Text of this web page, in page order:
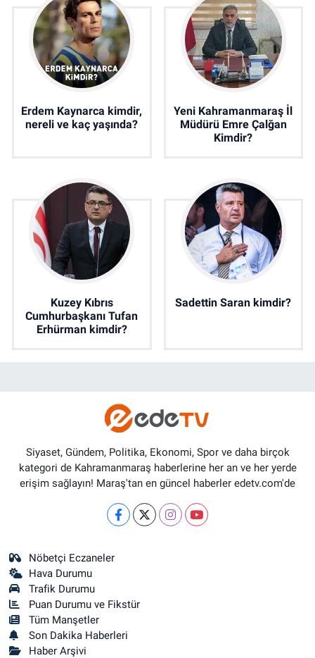
Erdem Kaynarca kimdir,
nereli ve kaç yaşında?
Yeni Kahramanmaraş İl
Müdürü Emre Çalğan
Kimdir?
Kuzey Kıbrıs
Cumhurbaşkanı Tufan
Erhürman kimdir?
Sadettin Saran kimdir?
Siyaset, Gündem, Politika, Ekonomi, Spor ve daha birçok
kategori de Kahramanmaraş haberlerine her an ve her yerde
erişim sağlayın! Maraş'tan en güncel haberler edetv.com'de
Nöbetçi Eczaneler
Hava Durumu
Trafik Durumu
Puan Durumu ve Fikstür
Tüm Manşetler
Son Dakika Haberleri
Haber Arşivi